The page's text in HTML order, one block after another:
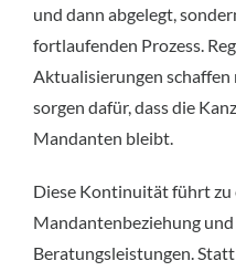
und dann abgelegt,
fortlaufenden Prozess.
Aktualisierungen schaffen
sorgen dafür, dass die
Mandanten bleibt.
Diese Kontinuität führt zu
Mandantenbeziehung
Beratungsleistungen.